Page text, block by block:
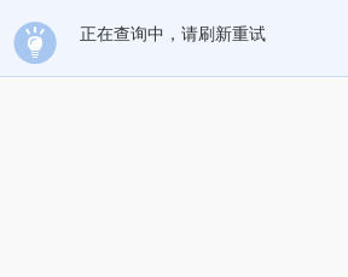
正在查询中，请刷新重试